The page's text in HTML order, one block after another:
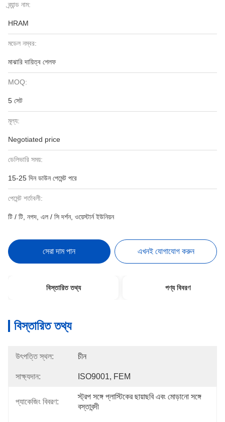
ব্র্যান্ড নাম:
HRAM
মডেল নম্বর:
মাঝারি দায়িত্ব শেলফ
MOQ:
5 সেট
মূল্য:
Negotiated price
ডেলিভারি সময়:
15-25 দিন ডাউন পেমেন্ট পরে
পেমেন্ট শর্তাবলী:
টি / টি, নগদ, এল / সি দর্শন, ওয়েস্টার্ন ইউনিয়ন
সেরা দাম পান এখনই যোগাযোগ করুন
বিস্তারিত তথ্য পণ্য বিবরণ
বিস্তারিত তথ্য
উৎপত্তি স্থল: চীন
সাক্ষ্যদান: ISO9001, FEM
প্যাকেজিং বিবরণ:
স্ট্রপ সঙ্গে প্লাস্টিকের ছায়াছবি এবং মোড়ানো সঙ্গে
বস্তাবন্দী